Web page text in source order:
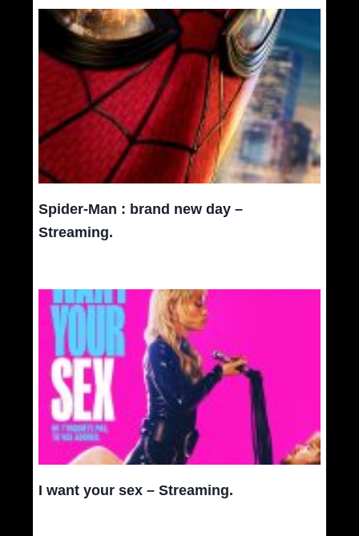
Spider-Man : brand new day –
Streaming.
I want your sex – Streaming.